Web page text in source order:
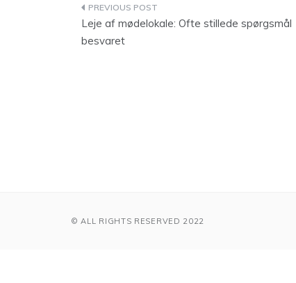
Indlægsnavigation
Leje af mødelokale: Ofte stillede spørgsmål
besvaret
© ALL RIGHTS RESERVED 2022